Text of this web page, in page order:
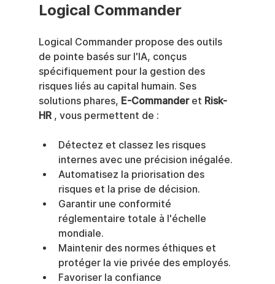
Logical Commander
Logical Commander propose des outils
de pointe basés sur l'IA, conçus
spécifiquement pour la gestion des
risques liés au capital humain. Ses
solutions phares, E-Commander et Risk-
HR , vous permettent de :
Détectez et classez les risques
internes avec une précision inégalée.
Automatisez la priorisation des
risques et la prise de décision.
Garantir une conformité
réglementaire totale à l'échelle
mondiale.
Maintenir des normes éthiques et
protéger la vie privée des employés.
Favoriser la confiance